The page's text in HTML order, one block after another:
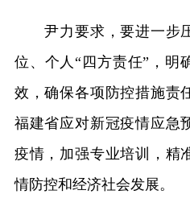
尹力要求，要进一步
位、个人“四方责任”，明
效，确保各项防控措施责
福建省应对新冠疫情应急
疫情，加强专业培训，精
情防控和经济社会发展。